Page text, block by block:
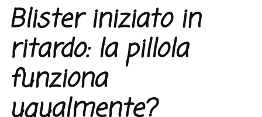
Blister iniziato in
ritardo: la pillola
funziona